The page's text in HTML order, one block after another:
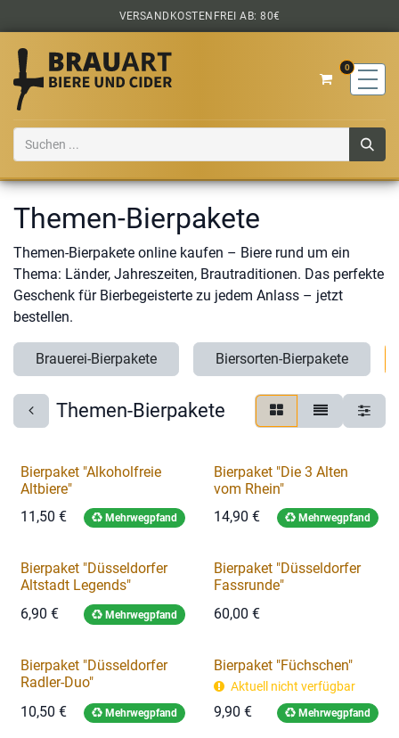
Zum Inhalt springenVERSANDKOSTENFREI AB: 80€
0
Themen-Bierpakete
Themen-Bierpakete online kaufen – Biere rund um ein
Thema: Länder, Jahreszeiten, Brautraditionen. Das perfekte
Geschenk für Bierbegeisterte zu jedem Anlass – jetzt
bestellen.
Brauerei-Bierpakete Biersorten-Bierpakete
Themen-Bierpakete
Bierpaket "Alkoholfreie
Altbiere"
11,50 € Mehrwegpfand
Bierpaket "Die 3 Alten
vom Rhein"
14,90 € Mehrwegpfand
Bierpaket "Düsseldorfer
Altstadt Legends"
6,90 € Mehrwegpfand
Bierpaket "Düsseldorfer
Fassrunde"
60,00 €
Bierpaket "Düsseldorfer
Radler-Duo"
10,50 € Mehrwegpfand
Bierpaket "Füchschen"
Aktuell nicht verfügbar
9,90 € Mehrwegpfand